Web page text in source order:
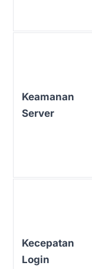
Keamanan
Server
Kecepatan
Login